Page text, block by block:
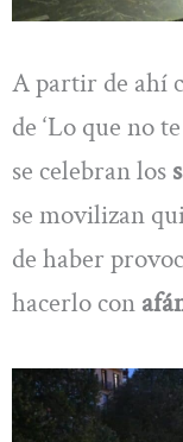
A partir de ahí
de ‘Lo que no
se celebran los
se movilizan
de haber
hacerlo con